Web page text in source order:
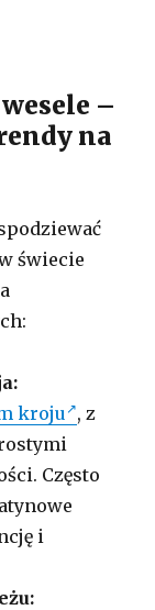
–
na
świecie
kroju
, z
Często
i